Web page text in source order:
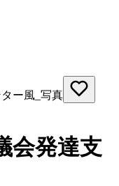
会発達支